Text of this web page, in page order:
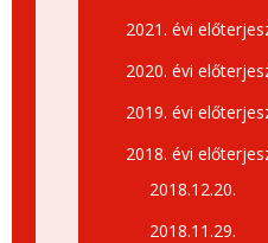
2021. évi
2020. évi
2019. évi
2018. évi
2018.12.20.
2018.11.29.